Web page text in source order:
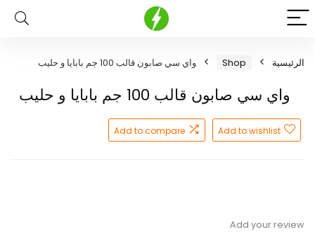
الرئيسية Shop واي سي صابون قالب 100 جم بابايا و حليب
واي سي صابون قالب 100 جم بابايا و حليب
Add to wishlist
Add to compare
Add your review